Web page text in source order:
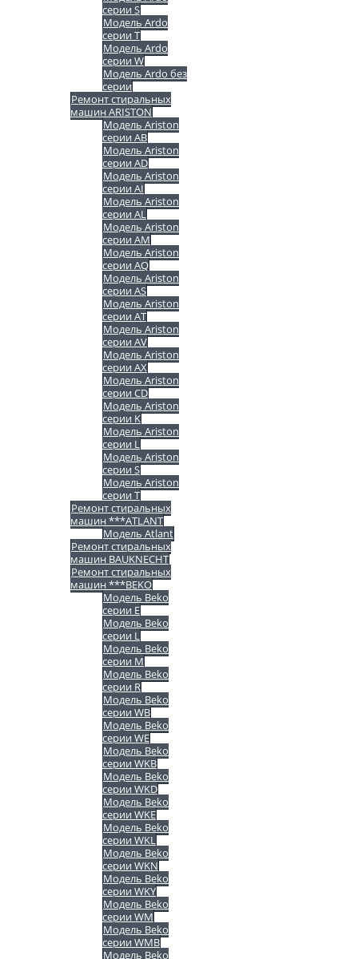
серии S
Модель Ardo
серии T
Модель Ardo
серии W
Модель Ardo без
серии
Ремонт стиральных
машин ARISTON
Модель Ariston
серии AB
Модель Ariston
серии AD
Модель Ariston
серии AI
Модель Ariston
серии AL
Модель Ariston
серии AM
Модель Ariston
серии AQ
Модель Ariston
серии AS
Модель Ariston
серии AT
Модель Ariston
серии AV
Модель Ariston
серии AX
Модель Ariston
серии CD
Модель Ariston
серии K
Модель Ariston
серии L
Модель Ariston
серии S
Модель Ariston
серии T
Ремонт стиральных
машин ***ATLANT
Модель Atlant
Ремонт стиральных
машин BAUKNECHT
Ремонт стиральных
машин ***BEKO
Модель Beko
серии E
Модель Beko
серии L
Модель Beko
серии M
Модель Beko
серии R
Модель Beko
серии WB
Модель Beko
серии WE
Модель Beko
серии WKB
Модель Beko
серии WKD
Модель Beko
серии WKE
Модель Beko
серии WKL
Модель Beko
серии WKN
Модель Beko
серии WKY
Модель Beko
серии WM
Модель Beko
серии WMB
Модель Beko